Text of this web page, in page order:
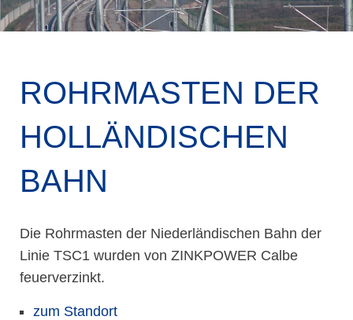
ROHRMASTEN DER
HOLLÄNDISCHEN
BAHN
Die Rohrmasten der Niederländischen Bahn der
Linie TSC1 wurden von ZINKPOWER Calbe
feuerverzinkt.
zum Standort